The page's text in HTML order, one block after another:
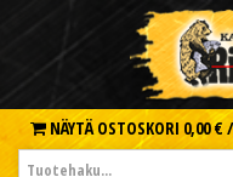
NÄYTÄ OSTOSKORI 0,00 € /